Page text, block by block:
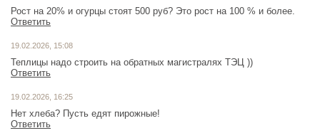
Рост на 20% и огурцы стоят 500 руб? Это рост на 100 % и более.
Ответить
19.02.2026, 15:08
Теплицы надо строить на обратных магистралях ТЭЦ ))
Ответить
19.02.2026, 16:25
Нет хлеба? Пусть едят пирожные!
Ответить